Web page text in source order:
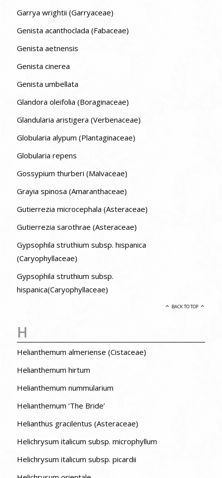
Garrya wrightii (Garryaceae)
Genista acanthoclada (Fabaceae)
Genista aetnensis
Genista cinerea
Genista umbellata
Glandora oleifolia (Boraginaceae)
Glandularia aristigera (Verbenaceae)
Globularia alypum (Plantaginaceae)
Globularia repens
Gossypium thurberi (Malvaceae)
Grayia spinosa (Amaranthaceae)
Gutierrezia microcephala (Asteraceae)
Gutierrezia sarothrae (Asteraceae)
Gypsophila struthium subsp. hispanica
(Caryophyllaceae)
Gypsophila struthium subsp.
hispanica(Caryophyllaceae)
BACK TO TOP
H
Helianthemum almeriense (Cistaceae)
Helianthemum hirtum
Helianthemum nummularium
Helianthemum ‘The Bride’
Helianthus gracilentus (Asteraceae)
Helichrysum italicum subsp. microphyllum
Helichrysum italicum subsp. picardii